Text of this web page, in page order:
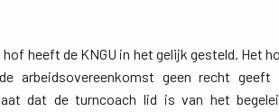
heeft de KNGU in het gelijk gesteld. Het
arbeidsovereenkomst geen recht
dat de turncoach lid is van het